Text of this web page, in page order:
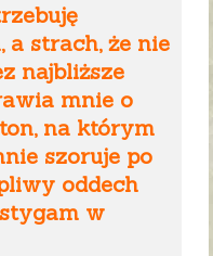
a strach, że nie
najbliższe
mnie o
na którym
szoruje po
oddech
w